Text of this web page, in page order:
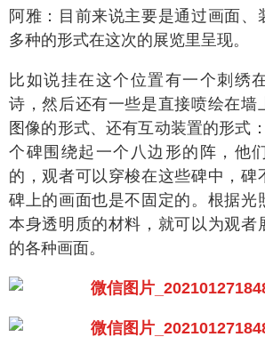
阿雅：目前来说主要是通过画面、
多种的形式在这次的展览里呈现。
比如说挂在这个位置有一个刺绣
诗，然后还有一些是直接喷绘在墙
图像的形式、还有互动装置的形式
个碑围绕起一个八边形的阵，他
的，观者可以穿梭在这些碑中，碑
碑上的画面也是不固定的。根据光
本身透明质的材料，就可以为观者
的各种画面。